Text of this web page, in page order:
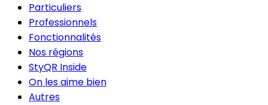
Particuliers
Professionnels
Fonctionnalités
Nos régions
StyQR Inside
On les aime bien
Autres